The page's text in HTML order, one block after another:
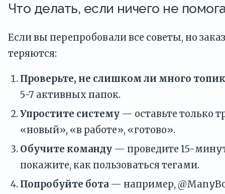
Что делать, если ничего не
Если вы перепробовали все советы, но
теряются:
Проверьте, не слишком ли много
5-7 активных папок.
Упростите систему — оставьте только
«новый», «в работе», «готово».
Обучите команду — проведите 15-
покажите, как пользоваться тегами.
Попробуйте бота — например,